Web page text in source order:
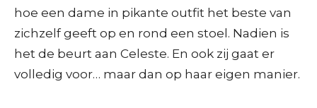
hoe een dame in pikante outfit het beste van
zichzelf geeft op en rond een stoel. Nadien is
het de beurt aan Celeste. En ook zij gaat er
volledig voor… maar dan op haar eigen manier.